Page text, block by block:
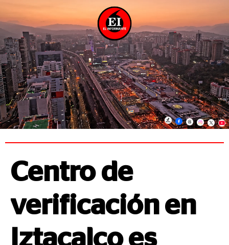
Centro de
verificación en
Iztacalco es